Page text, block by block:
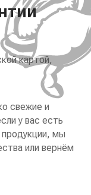
картой,
свежие и
у вас есть
продукции, мы
или вернём